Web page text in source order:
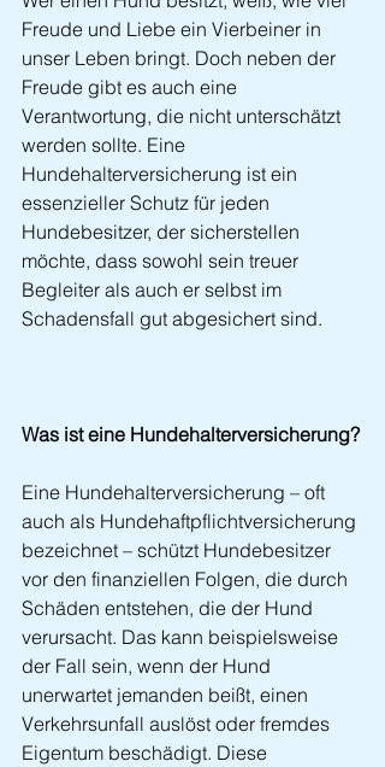
Freude und Liebe ein Vierbeiner in
unser Leben bringt. Doch neben der
Freude gibt es auch eine
Verantwortung, die nicht unterschätzt
werden sollte. Eine
Hundehalterversicherung ist ein
essenzieller Schutz für jeden
Hundebesitzer, der sicherstellen
möchte, dass sowohl sein treuer
Begleiter als auch er selbst im
Schadensfall gut abgesichert sind.
Was ist eine Hundehalterversicherung?
Eine Hundehalterversicherung – oft
auch als Hundehaftpflichtversicherung
bezeichnet – schützt Hundebesitzer
vor den finanziellen Folgen, die durch
Schäden entstehen, die der Hund
verursacht. Das kann beispielsweise
der Fall sein, wenn der Hund
unerwartet jemanden beißt, einen
Verkehrsunfall auslöst oder fremdes
Eigentum beschädigt. Diese